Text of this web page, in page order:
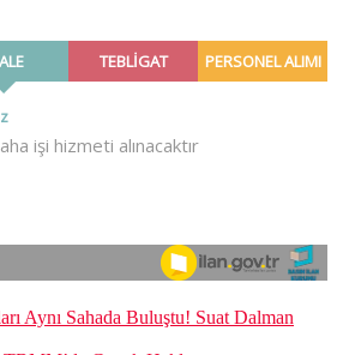
Aynı Sahada Buluştu! Suat Dalman